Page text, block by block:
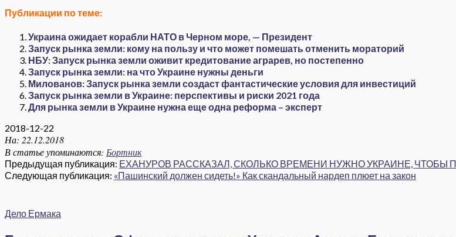
Публикации по теме:
Украина ожидает корабли НАТО в Черном море, — Президент
Запуск рынка земли: кому на пользу и что может помешать отменить мораторий
НБУ: Запуск рынка земли оживит кредитование аграрев, но постепенно
Запуск рынка земли: на что Украине нужны деньги
Милованов: Запуск рынка земли создаст фантастические условия для инвестиций
Запуск рынка земли в Украине: перспективы и риски 2021 года
Для рынка земли в Украине нужна еще одна реформа – эксперт
2018-12-22
На: 22.12.2018
В статье упоминаются: Бортник
Предыдущая публикация: ЕХАНУРОВ РАССКАЗАЛ, СКОЛЬКО ВРЕМЕНИ НУЖНО УКРАИНЕ, ЧТОБЫ
Следующая публикация: «Пашинский должен сидеть!» Как скандальный нардеп плюет на закон
Дело Ермака